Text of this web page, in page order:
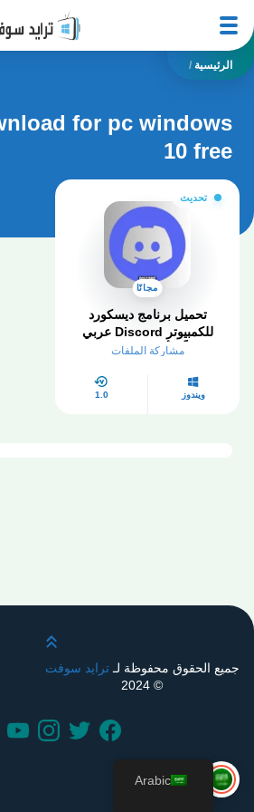
الرئيسية /
for pc windows
10 free
تحديث
مجانًا
تحميل برنامج ديسكورد
للكمبيوتر Discord عربي
مجاناً – أخر إصدار 2025
مشاركة الملفات
ويندوز 1.0
قم
جميع الحقوق محفوظة لـترايد سوفت
© 2024
Arabic